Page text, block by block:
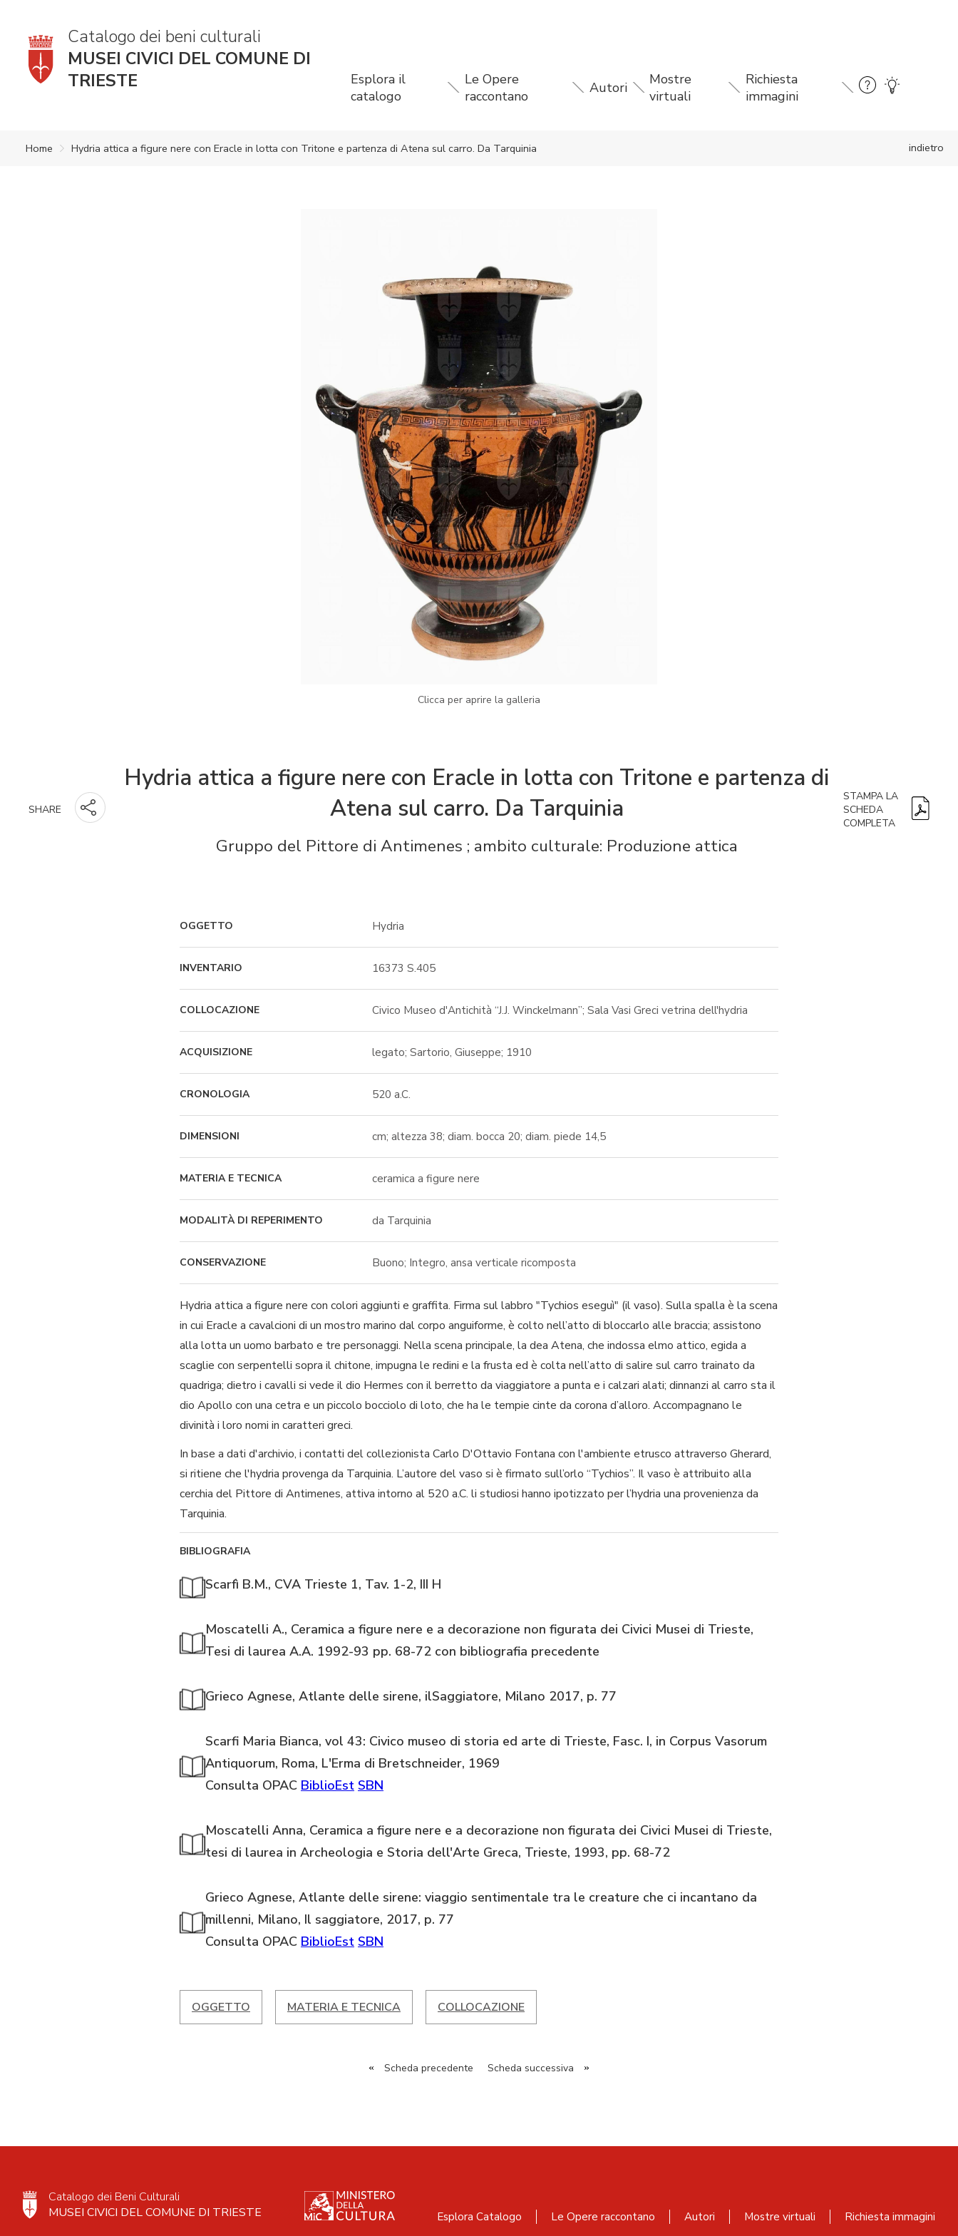
Catalogo dei beni culturali
MUSEI CIVICI DEL COMUNE DI
TRIESTE
Esplora il
catalogo
Le Opere
raccontano
Autori
Mostre
virtuali
Richiesta
immagini
indietro
Home Hydria attica a figure nere con Eracle in lotta con Tritone e partenza di Atena sul carro. Da Tarquinia
Clicca per aprire la galleria
SHARE
Hydria attica a figure nere con Eracle in lotta con Tritone e partenza di
Atena sul carro. Da Tarquinia
Gruppo del Pittore di Antimenes ; ambito culturale: Produzione attica
STAMPA LA
SCHEDA
COMPLETA
OGGETTO Hydria
INVENTARIO 16373 S.405
COLLOCAZIONE Civico Museo d'Antichità “J.J. Winckelmann”; Sala Vasi Greci vetrina dell'hydria
ACQUISIZIONE legato; Sartorio, Giuseppe; 1910
CRONOLOGIA 520 a.C.
DIMENSIONI cm; altezza 38; diam. bocca 20; diam. piede 14,5
MATERIA E TECNICA ceramica a figure nere
MODALITÀ DI REPERIMENTO da Tarquinia
CONSERVAZIONE Buono; Integro, ansa verticale ricomposta
Hydria attica a figure nere con colori aggiunti e graffita. Firma sul labbro "Tychios eseguì" (il vaso). Sulla spalla è la scena
in cui Eracle a cavalcioni di un mostro marino dal corpo anguiforme, è colto nell’atto di bloccarlo alle braccia; assistono
alla lotta un uomo barbato e tre personaggi. Nella scena principale, la dea Atena, che indossa elmo attico, egida a
scaglie con serpentelli sopra il chitone, impugna le redini e la frusta ed è colta nell’atto di salire sul carro trainato da
quadriga; dietro i cavalli si vede il dio Hermes con il berretto da viaggiatore a punta e i calzari alati; dinnanzi al carro sta il
dio Apollo con una cetra e un piccolo bocciolo di loto, che ha le tempie cinte da corona d’alloro. Accompagnano le
divinità i loro nomi in caratteri greci.
In base a dati d'archivio, i contatti del collezionista Carlo D'Ottavio Fontana con l'ambiente etrusco attraverso Gherard,
si ritiene che l'hydria provenga da Tarquinia. L’autore del vaso si è firmato sull’orlo “Tychios”. Il vaso è attribuito alla
cerchia del Pittore di Antimenes, attiva intorno al 520 a.C. li studiosi hanno ipotizzato per l’hydria una provenienza da
Tarquinia.
BIBLIOGRAFIA
Scarfì B.M., CVA Trieste 1, Tav. 1-2, III H
Moscatelli A., Ceramica a figure nere e a decorazione non figurata dei Civici Musei di Trieste,
Tesi di laurea A.A. 1992-93 pp. 68-72 con bibliografia precedente
Grieco Agnese, Atlante delle sirene, ilSaggiatore, Milano 2017, p. 77
Scarfi Maria Bianca, vol 43: Civico museo di storia ed arte di Trieste, Fasc. I, in Corpus Vasorum
Antiquorum, Roma, L'Erma di Bretschneider, 1969
Consulta OPAC BiblioEst SBN
Moscatelli Anna, Ceramica a figure nere e a decorazione non figurata dei Civici Musei di Trieste,
tesi di laurea in Archeologia e Storia dell'Arte Greca, Trieste, 1993, pp. 68-72
Grieco Agnese, Atlante delle sirene: viaggio sentimentale tra le creature che ci incantano da
millenni, Milano, Il saggiatore, 2017, p. 77
Consulta OPAC BiblioEst SBN
OGGETTO MATERIA E TECNICA COLLOCAZIONE
« Scheda precedente Scheda successiva »
Catalogo dei Beni Culturali
MUSEI CIVICI DEL COMUNE DI TRIESTE
Esplora Catalogo Le Opere raccontano Autori Mostre virtuali Richiesta immagini